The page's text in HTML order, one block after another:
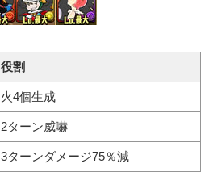
役割
火4個生成
2ターン威嚇
3ターンダメージ75％減